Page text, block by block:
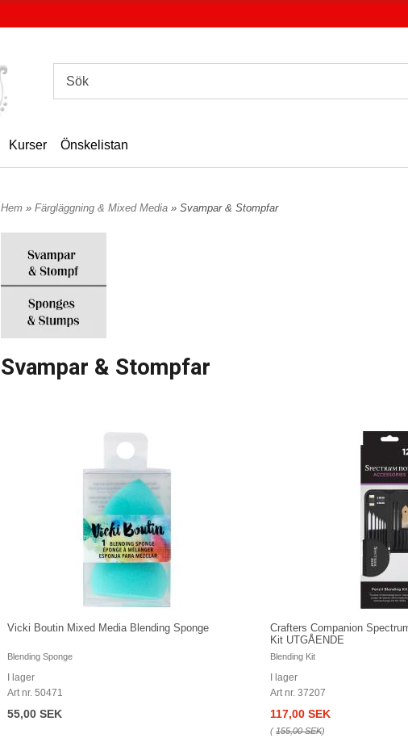
Kurser Önskelistan
Hem » Färgläggning & Mixed Media » Svampar & Stompfar
Svampar & Stompfar
Vicki Boutin Mixed Media Blending Sponge
Blending Sponge
I lager
Art nr. 50471
55,00 SEK
Crafters Companion
Kit UTGÅENDE
Blending Kit
I lager
Art nr. 37207
117,00 SEK
(155,00 SEK)